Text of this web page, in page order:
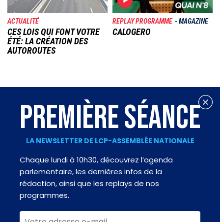
ACTUALITÉ
CES LOIS QUI FONT VOTRE
ÉTÉ: LA CRÉATION DES
AUTOROUTES
REPLAY PROGRAMME MAGAZINE
CALOGERO
PREMIÈRE SÉANCE
LA NEWSLETTER DE LCP-ASSEMBLÉE NATIONALE
Chaque lundi à 10h30, découvrez l’agenda
parlementaire, les dernières infos de la
rédaction, ainsi que les replays de nos
programmes.